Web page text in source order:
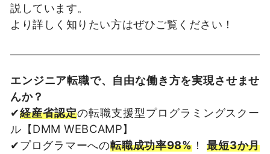
説しています。
より詳しく知りたい方はぜひご覧ください！
エンジニア転職で、自由な働き方を実現させませ
んか？
✔経産省認定の転職支援型プログラミングスクー
ル【DMM WEBCAMP】
✔プログラマーへの転職成功率98%！最短3か月